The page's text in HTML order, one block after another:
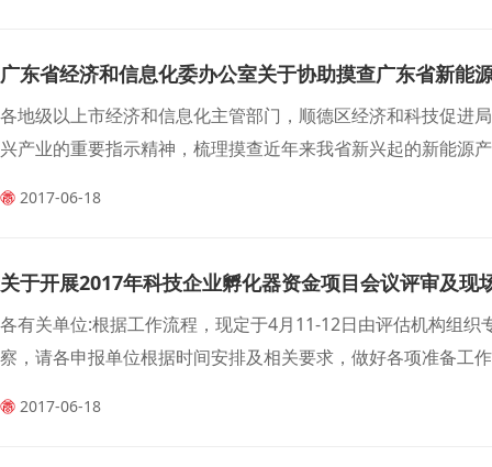
广东省经济和信息化委办公室关于协助摸查广东省新
各地级以上市经济和信息化主管部门，顺德区经济和科技促进
兴产业的重要指示精神，梳理摸查近年来我省新兴起的新能源
2017-06-18
关于开展2017年科技企业孵化器资金项目会议评审及现
各有关单位:根据工作流程，现定于4月11-12日由评估机构组
察，请各申报单位根据时间安排及相关要求，做好各项准备工
2017-06-18